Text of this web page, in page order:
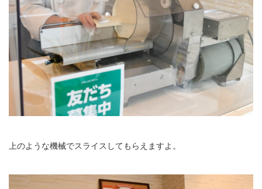
上のような機械でスライスしてもらえますよ。